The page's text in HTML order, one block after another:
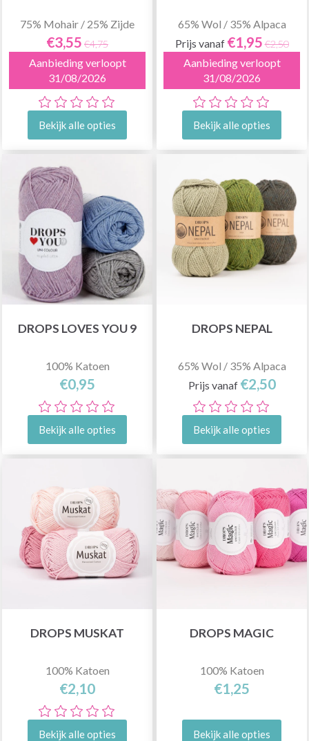
75% Mohair / 25% Zijde
€3,55 €4,75
Aanbieding verloopt
31/08/2026
Bekijk alle opties
65% Wol / 35% Alpaca
Prijs vanaf €1,95 €2,50
Aanbieding verloopt
31/08/2026
Bekijk alle opties
DROPS LOVES YOU 9
100% Katoen
€0,95
Bekijk alle opties
DROPS NEPAL
65% Wol / 35% Alpaca
Prijs vanaf €2,50
Bekijk alle opties
DROPS MUSKAT
100% Katoen
€2,10
Bekijk alle opties
DROPS MAGIC
100% Katoen
€1,25
Bekijk alle opties